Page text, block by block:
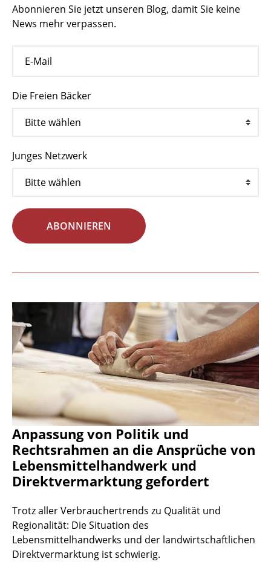
Abonnieren Sie jetzt unseren Blog, damit Sie keine
News mehr verpassen.
Die Freien Bäcker
Junges Netzwerk
ABONNIEREN
Anpassung von Politik und
Rechtsrahmen an die Ansprüche von
Lebensmittelhandwerk und
Direktvermarktung gefordert
Trotz aller Verbrauchertrends zu Qualität und
Regionalität: Die Situation des
Lebensmittelhandwerks und der landwirtschaftlichen
Direktvermarktung ist schwierig.